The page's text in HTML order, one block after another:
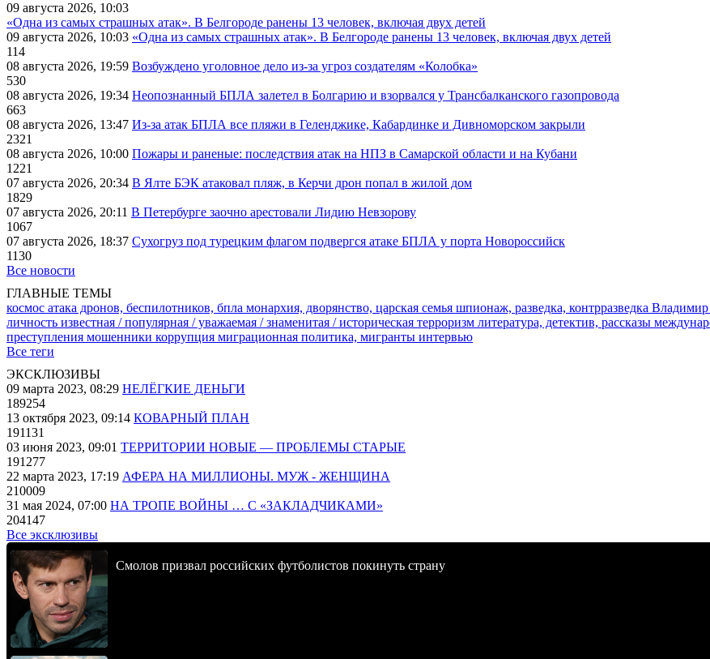
09 августа 2026, 10:03
«Одна из самых страшных атак». В Белгороде ранены 13 человек, включая двух детей
09 августа 2026, 10:03 «Одна из самых страшных атак». В Белгороде ранены 13 человек, включая двух детей
114
08 августа 2026, 19:59 Возбуждено уголовное дело из-за угроз создателям «Колобка»
530
08 августа 2026, 19:34 Неопознанный БПЛА залетел в Болгарию и взорвался у Трансбалканского газопровода
663
08 августа 2026, 13:47 Из-за атак БПЛА все пляжи в Геленджике, Кабардинке и Дивноморском закрыли
2321
08 августа 2026, 10:00 Пожары и раненые: последствия атак на НПЗ в Самарской области и на Кубани
1221
07 августа 2026, 20:34 В Ялте БЭК атаковал пляж, в Керчи дрон попал в жилой дом
1829
07 августа 2026, 20:11 В Петербурге заочно арестовали Лидию Невзорову
1067
07 августа 2026, 18:37 Сухогруз под турецким флагом подвергся атаке БПЛА у порта Новороссийск
1130
Все новости
ГЛАВНЫЕ ТЕМЫ
космос атака дронов, беспилотников, бпла монархия, дворянство, царская семья шпионаж, разведка, контрразведка
личность известная / популярная / уважаемая / знаменитая / историческая терроризм литература, детектив, рассказы
преступления мошенники коррупция миграционная политика, мигранты интервью
Все теги
ЭКСКЛЮЗИВЫ
09 марта 2023, 08:29 НЕЛЁГКИЕ ДЕНЬГИ
189254
13 октября 2023, 09:14 КОВАРНЫЙ ПЛАН
191131
03 июня 2023, 09:01 ТЕРРИТОРИИ НОВЫЕ — ПРОБЛЕМЫ СТАРЫЕ
191277
22 марта 2023, 17:19 АФЕРА НА МИЛЛИОНЫ. МУЖ - ЖЕНЩИНА
210009
31 мая 2024, 07:00 НА ТРОПЕ ВОЙНЫ … С «ЗАКЛАДЧИКАМИ»
204147
Все эксклюзивы
Смолов призвал российских футболистов покинуть страну